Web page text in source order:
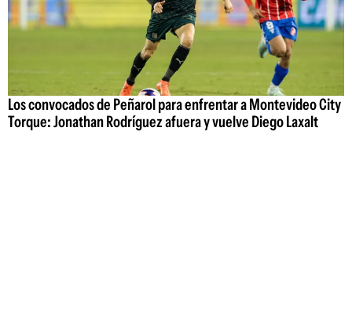
Los convocados de Peñarol para enfrentar a Montevideo City
Torque: Jonathan Rodríguez afuera y vuelve Diego Laxalt